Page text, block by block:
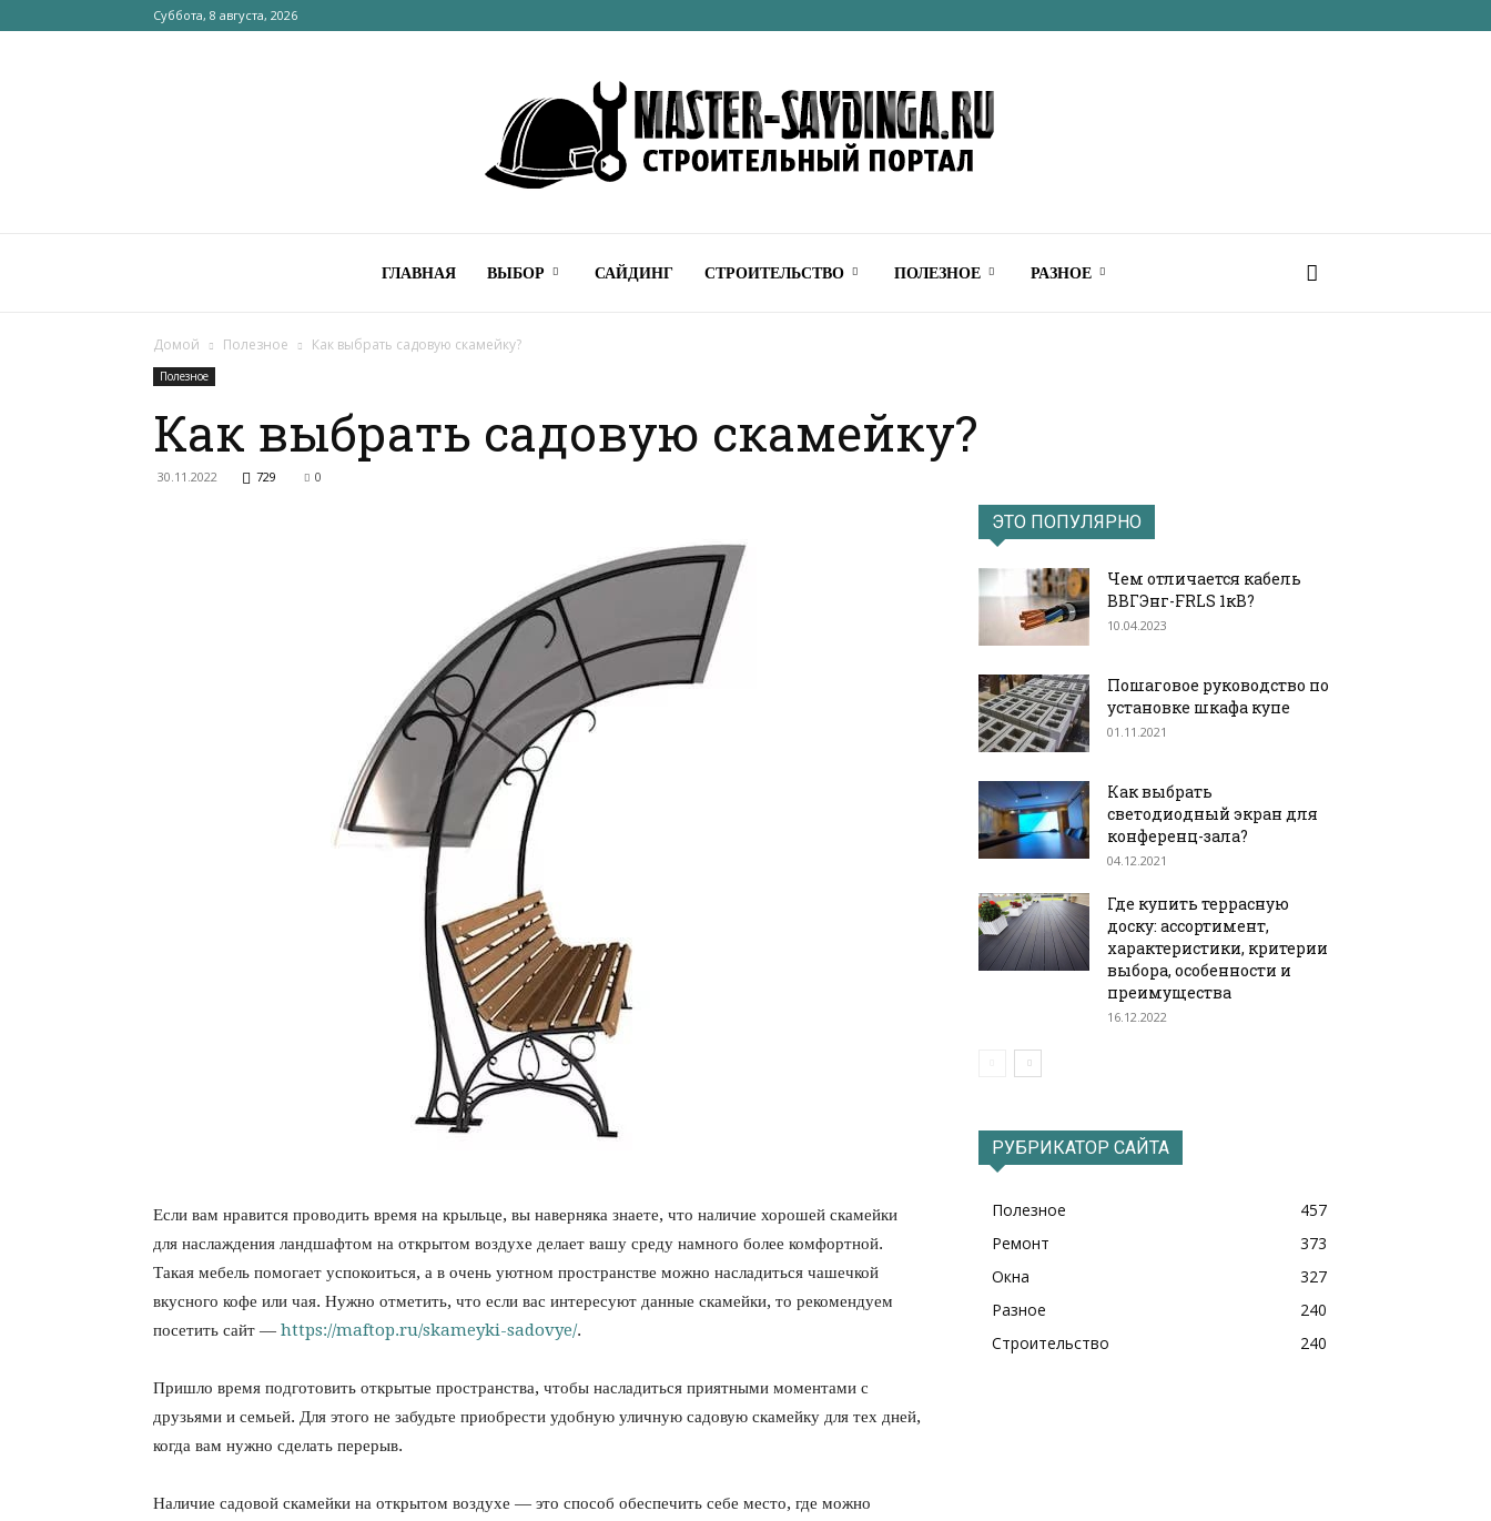
Суббота, 8 августа, 2026
Строительный
ГЛАВНАЯ ВЫБОР САЙДИНГ СТРОИТЕЛЬСТВО ПОЛЕЗНОЕ РАЗНОЕ
Домой Полезное Как выбрать садовую скамейку?
Полезное
Как выбрать садовую скамейку?
30.11.2022 729 0
Если вам нравится проводить время на крыльце, вы наверняка знаете, что наличие хорошей скамейки
для наслаждения ландшафтом на открытом воздухе делает вашу среду намного более комфортной.
Такая мебель помогает успокоиться, а в очень уютном пространстве можно насладиться чашечкой
вкусного кофе или чая. Нужно отметить, что если вас интересуют данные скамейки, то рекомендуем
посетить сайт — https://maftop.ru/skameyki-sadovye/.
Пришло время подготовить открытые пространства, чтобы насладиться приятными моментами с
друзьями и семьей. Для этого не забудьте приобрести удобную уличную садовую скамейку для тех дней,
когда вам нужно сделать перерыв.
Наличие садовой скамейки на открытом воздухе — это способ обеспечить себе место, где можно
ЭТО ПОПУЛЯРНО
Чем отличается кабель
ВВГЭнг-FRLS 1кВ?
10.04.2023
Пошаговое руководство по
установке шкафа купе
01.11.2021
Как выбрать
светодиодный экран для
конференц-зала?
04.12.2021
Где купить террасную
доску: ассортимент,
характеристики, критерии
выбора, особенности и
преимущества
16.12.2022
РУБРИКАТОР САЙТА
Полезное
457
Ремонт
373
Окна
327
Разное
240
Строительство
240